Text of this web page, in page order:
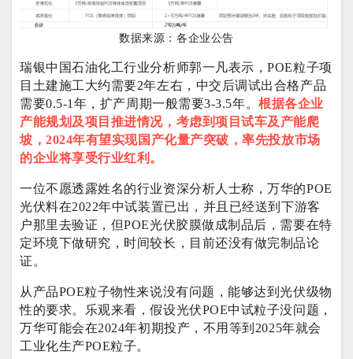
数据来源：各企业公告
瑞银中国石油化工行业分析师郭一凡表示，POE粒子项
目土建施工大约需要2年左右，中交后调试出合格产品
需要0.5-1年，扩产周期一般需要3-3.5年。根据各企业
产能规划及项目推进情况，考虑到项目试车及产能爬
坡，2024年有望实现国产化量产突破，率先投放市场
的企业将享受行业红利。
一位不愿透露姓名的行业资深分析人士称，万华的POE
光伏料在2022年中试装置已出，并且已经送到下游客
户那里去验证，但POE光伏胶膜做成制品后，需要在特
定环境下做研究，时间较长，目前还没有做完制品论
证。
从产品POE粒子物性来说没有问题，能够达到光伏级物
性的要求。乐观来看，假设光伏POE中试粒子没问题，
万华可能会在2024年初期投产，不用等到2025年就会
工业化生产POE粒子。